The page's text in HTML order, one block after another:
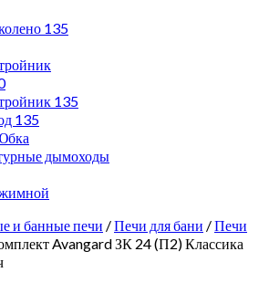
135
135
135
дымоходы
и банные печи /Печи для бани /Печи
Avangard ЗК 24 (П2) Классика